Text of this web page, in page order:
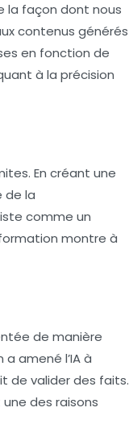
la façon dont nous
contenus générés
en fonction de
à la précision
En créant une
de la
comme un
montre à
de manière
amené l’IA à
de valider des faits.
des raisons